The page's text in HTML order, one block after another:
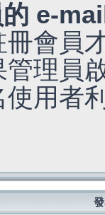
e-
會員
理員
用者